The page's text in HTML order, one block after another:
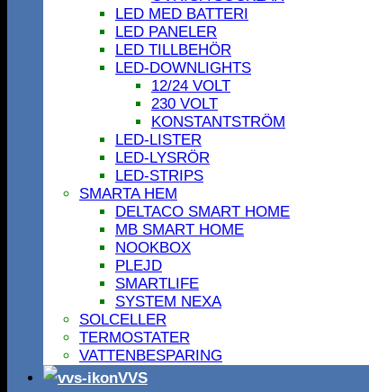
LED MED BATTERI
LED PANELER
LED TILLBEHÖR
LED-DOWNLIGHTS
12/24 VOLT
230 VOLT
KONSTANTSTRÖM
LED-LISTER
LED-LYSRÖR
LED-STRIPS
SMARTA HEM
DELTACO SMART HOME
MB SMART HOME
NOOKBOX
PLEJD
SMARTLIFE
SYSTEM NEXA
SOLCELLER
TERMOSTATER
VATTENBESPARING
VVS